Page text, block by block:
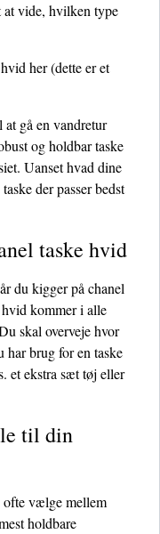
vide, hvilken type
her(dette er et
gå en vandretur
og holdbar taske
Uanset hvad dine
der passer bedst
taske hvid
du kigger på chanel
hvid kommer i alle
skal overveje hvor
har brug for en taske
et ekstra sæt tøj eller
til din
ofte vælge mellem
holdbare